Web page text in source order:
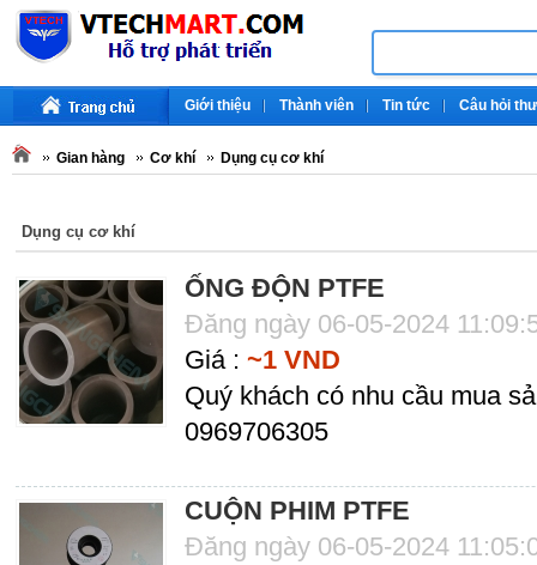
Giới thiệu Thành viên Tin tức Câu hỏi
Gian hàng Cơ khí Dụng cụ cơ khí
Dụng cụ cơ khí
ỐNG ĐỘN PTFE
Đăng ngày 06-05-2024
Giá : ~1 VND
Quý khách có nhu cầu mua
0969706305
CUỘN PHIM PTFE
Đăng ngày 06-05-2024